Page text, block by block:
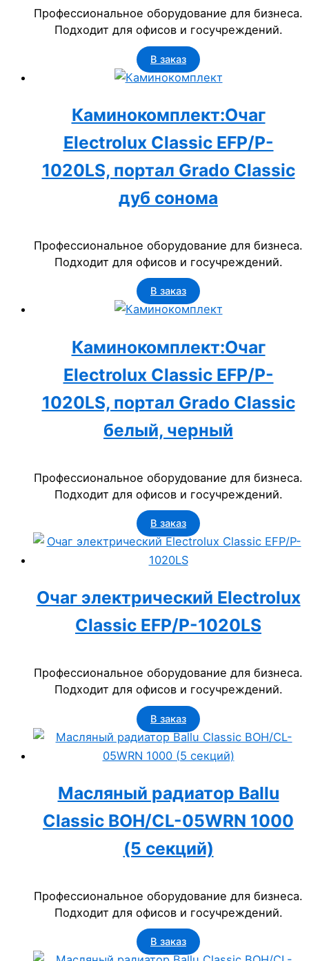
Профессиональное оборудование для бизнеса.
Подходит для офисов и госучреждений.
В заказ
Каминокомплект:Очаг
Electrolux Classic EFP/P-
1020LS, портал Grado Classic
дуб сонома
Профессиональное оборудование для бизнеса.
Подходит для офисов и госучреждений.
В заказ
Каминокомплект:Очаг
Electrolux Classic EFP/P-
1020LS, портал Grado Classic
белый, черный
Профессиональное оборудование для бизнеса.
Подходит для офисов и госучреждений.
В заказ
Очаг электрический Electrolux
Classic EFP/P-1020LS
Профессиональное оборудование для бизнеса.
Подходит для офисов и госучреждений.
В заказ
Масляный радиатор Ballu
Classic BOH/CL-05WRN 1000
(5 секций)
Профессиональное оборудование для бизнеса.
Подходит для офисов и госучреждений.
В заказ